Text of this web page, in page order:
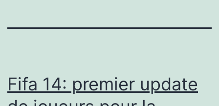
Fifa 14: premier update